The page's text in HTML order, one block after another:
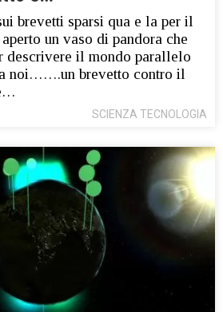
brevetti sparsi qua e la per il
un vaso di pandora che
descrivere il mondo parallelo
noi…….un brevetto contro il
SCIENZA TECNOLOGIA